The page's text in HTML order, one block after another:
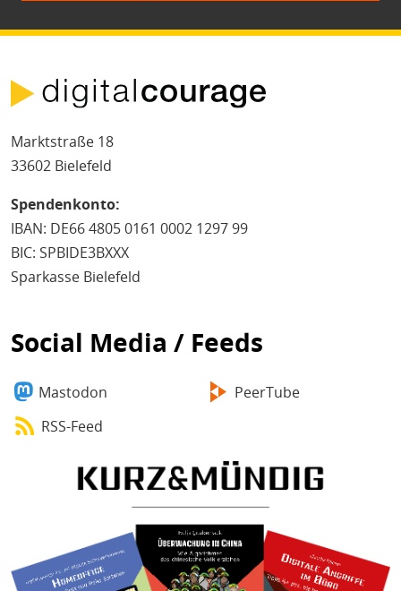
Marktstraße 18
33602 Bielefeld
Spendenkonto:
IBAN: DE66 4805 0161 0002 1297 99
BIC: SPBIDE3BXXX
Sparkasse Bielefeld
Social Media / Feeds
Mastodon
PeerTube
RSS-Feed